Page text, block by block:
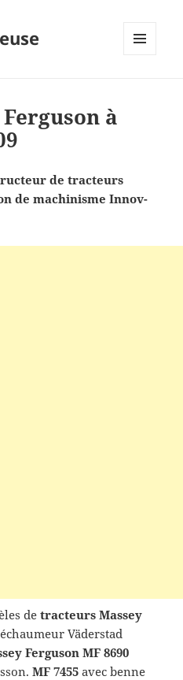
à
de tracteurs
de machinisme Innov-
detracteurs Massey
Väderstad
Ferguson MF 8690
MF 7455 avec benne